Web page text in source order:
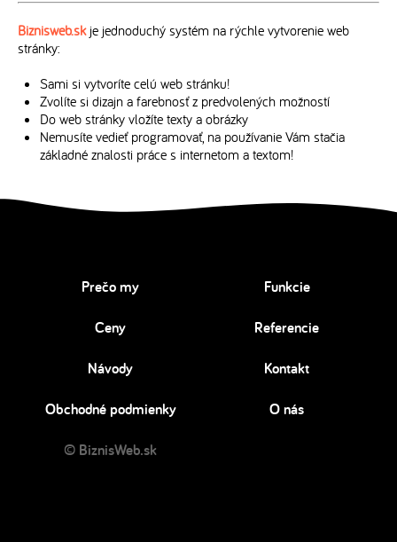
Biznisweb.skje jednoduchý systém na rýchle vytvorenie web
stránky:
Sami si vytvoríte celú web stránku!
Zvolíte si dizajn a farebnosť z predvolených možností
Do web stránky vložíte texty a obrázky
Nemusíte vedieť programovať, na používanie Vám stačia
základné znalosti práce s internetom a textom!
Prečo my Funkcie
Ceny Referencie
Návody Kontakt
Obchodné podmienky O nás
© BiznisWeb.sk